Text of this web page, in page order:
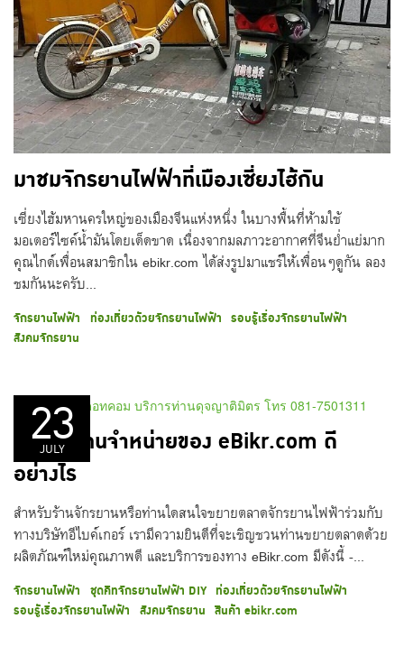
มาชมจักรยานไฟฟ้าที่เมืองเซี่ยงไฮ้กัน
เซี่ยงไฮ้มหานครใหญ่ของเมืองจีนแห่งหนึ่ง ในบางพื้นที่ห้ามใช้
มอเตอร์ไซค์น้ำมันโดยเด็ดขาด เนื่องจากมลภาวะอากาศที่จีนย่ำแย่มาก
คุณไกด์เพื่อนสมาชิกใน ebikr.com ได้ส่งรูปมาแชร์ให้เพื่อนๆดูกัน ลอง
ชมกันนะครับ...
จักรยานไฟฟ้า ท่องเที่ยวด้วยจักรยานไฟฟ้า รอบรู้เรื่องจักรยานไฟฟ้า
สังคมจักรยาน
23
JULY
เป็นตัวแทนจำหน่ายของ eBikr.com ดี
อย่างไร
สำหรับร้านจักรยานหรือท่านใดสนใจขยายตลาดจักรยานไฟฟ้าร่วมกับ
ทางบริษัทอีไบค์เกอร์ เรามีความยินดีที่จะเชิญชวนท่านขยายตลาดด้วย
ผลิตภัณฑ์ใหม่คุณภาพดี และบริการของทาง eBikr.com มีดังนี้ -...
จักรยานไฟฟ้า ชุดคิทจักรยานไฟฟ้า DIY ท่องเที่ยวด้วยจักรยานไฟฟ้า
รอบรู้เรื่องจักรยานไฟฟ้า สังคมจักรยาน สินค้า ebikr.com